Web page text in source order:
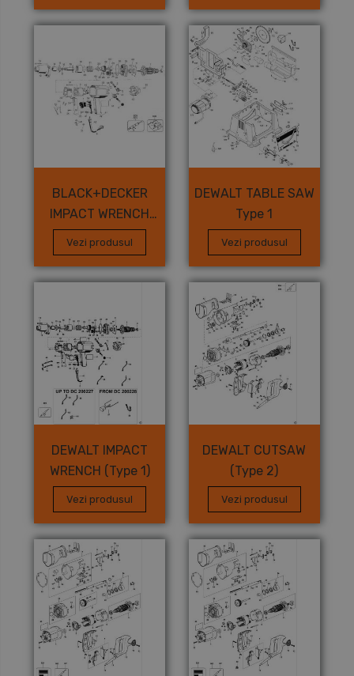
BLACK+DECKER
IMPACT WRENCH
(FRANCE) Type 1
Vezi produsul
DEWALT TABLE SAW
Type 1
Vezi produsul
DEWALT IMPACT
WRENCH (Type 1)
Vezi produsul
DEWALT CUTSAW
(Type 2)
Vezi produsul